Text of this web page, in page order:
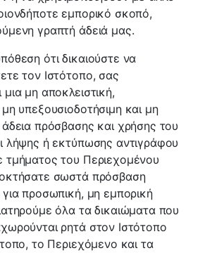
εμπορικό σκοπό,
γραπτή άδειά μας.
ότι δικαιούστε να
τον Ιστότοπο, σας
μη αποκλειστική,
υπεξουσιοδοτήσιμη και μη
άδεια πρόσβασης και χρήσης του
λήψης ή εκτύπωσης αντιγράφου
τμήματος του Περιεχομένου
σωστά πρόσβαση
για προσωπική, μη εμπορική
όλα τα δικαιώματα που
ρητά στον Ιστότοπο
το Περιεχόμενο και τα